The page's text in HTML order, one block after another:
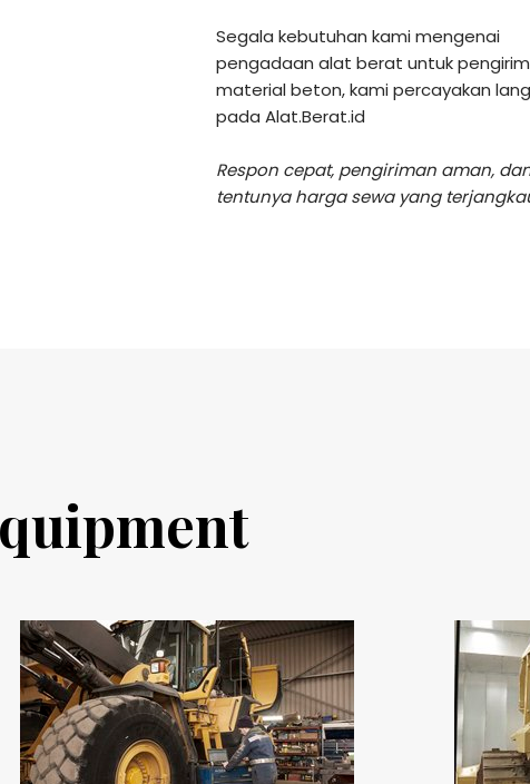
Segala kebutuhan kami mengenai
pengadaan alat berat untuk
material beton, kami percayakan
pada Alat.Berat.id
Respon cepat, pengiriman aman,
tentunya harga sewa yang